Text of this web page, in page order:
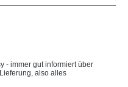
- immer gut informiert über
also alles